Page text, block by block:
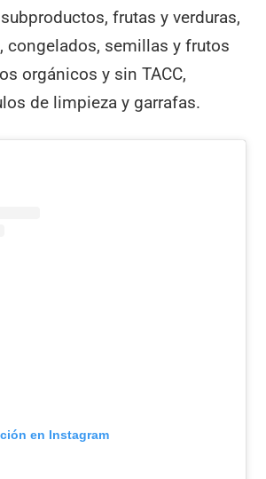
frutas y verduras,
congelados, semillas y frutos
orgánicos y sin TACC,
de limpieza y garrafas.
en Instagram